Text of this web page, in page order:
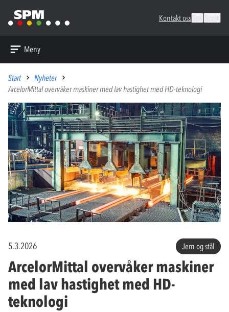
Kontakt oss
Meny
Start
Nyheter
ArcelorMittal overvåker maskiner med lav hastighet med HD-teknologi
5.3.2026 Jern og stål
ArcelorMittal overvåker maskiner
med lav hastighet med HD-
teknologi